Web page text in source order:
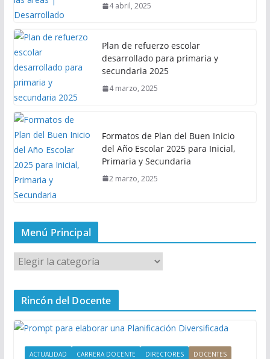
4 abril, 2025
Plan de refuerzo escolar
desarrollado para primaria y
secundaria 2025
4 marzo, 2025
Formatos de Plan del Buen Inicio
del Año Escolar 2025 para Inicial,
Primaria y Secundaria
2 marzo, 2025
Menú Principal
M
e
n
P
Rincón del Docente
ACTUALIDAD CARRERA DOCENTE DIRECTORES DOCENTES